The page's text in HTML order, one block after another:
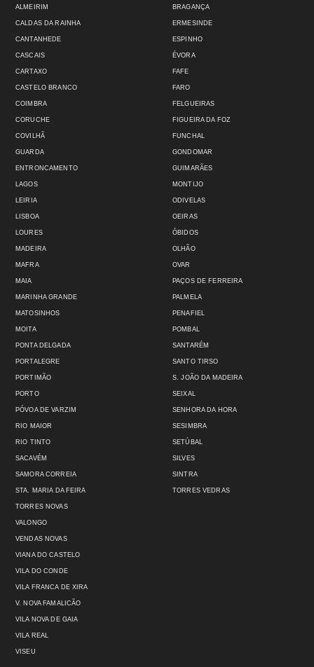
ALMEIRIM BRAGANÇA
CALDAS DA RAINHA
CANTANHEDE
CASCAIS
CARTAXO
CASTELO BRANCO
COIMBRA
CORUCHE
COVILHÃ
GUARDA
ENTRONCAMENTO
ERMESINDE
ESPINHO
ÉVORA
FAFE
FARO
FELGUEIRAS
FIGUEIRA DA FOZ
FUNCHAL
GONDOMAR
GUIMARÃES
LAGOS
LEIRIA
LISBOA
LOURES
MADEIRA
MAFRA
MAIA
MARINHA GRANDE
MATOSINHOS
MOITA
MONTIJO
ODIVELAS
OEIRAS
ÓBIDOS
OLHÃO
OVAR
PAÇOS DE FERREIRA
PALMELA
PENAFIEL
POMBAL
PONTA DELGADA
PORTALEGRE
PORTIMÃO
PORTO
PÓVOA DE VARZIM
RIO MAIOR
RIO TINTO
SACAVÉM
SAMORA CORREIA
STA. MARIA DA FEIRA
SANTARÉM
SANTO TIRSO
S. JOÃO DA MADEIRA
SEIXAL
SENHORA DA HORA
SESIMBRA
SETÚBAL
SILVES
SINTRA
TORRES VEDRAS
TORRES NOVAS
VALONGO
VENDAS NOVAS
VIANA DO CASTELO
VILA DO CONDE
VILA FRANCA DE XIRA
V. NOVA FAMALICÃO
VILA NOVA DE GAIA
VILA REAL
VISEU